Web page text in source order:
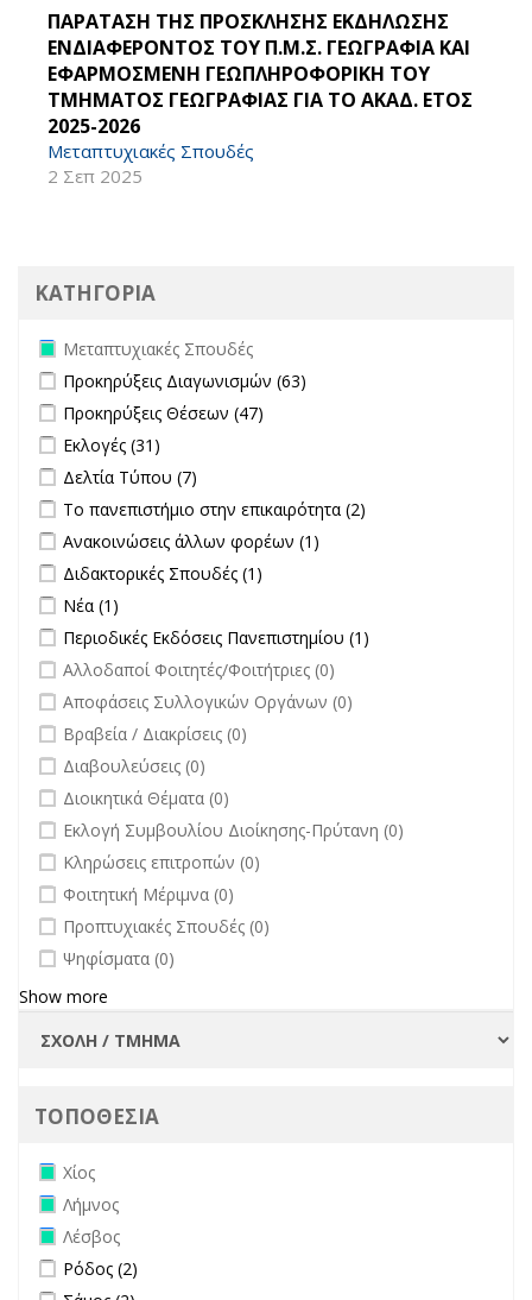
ΠΑΡΑΤΑΣΗ ΤΗΣ ΠΡΟΣΚΛΗΣΗΣ ΕΚΔΗΛΩΣΗΣ
ΕΝΔΙΑΦΕΡΟΝΤΟΣ ΤΟΥ Π.Μ.Σ. ΓΕΩΓΡΑΦΙΑ ΚΑΙ
ΕΦΑΡΜΟΣΜΕΝΗ ΓΕΩΠΛΗΡΟΦΟΡΙΚΗ ΤΟΥ
ΤΜΗΜΑΤΟΣ ΓΕΩΓΡΑΦΙΑΣ ΓΙΑ ΤΟ ΑΚΑΔ. ΕΤΟΣ
2025-2026
Μεταπτυχιακές Σπουδές
2 Σεπ 2025
ΚΑΤΗΓΟΡΙΑ
Remove Μεταπτυχιακές Σπουδές filter
Μεταπτυχιακές Σπουδές
Apply Προκηρύξεις Διαγωνισμών filter
Προκηρύξεις Διαγωνισμών (63)
Apply Προκηρύξεις Θέσεων filter
Προκηρύξεις Θέσεων (47)
Apply Εκλογές filter
Εκλογές (31)
Apply Δελτία Τύπου filter
Δελτία Τύπου (7)
Apply Το πανεπιστήμιο στην επικαιρότητα filter
Το πανεπιστήμιο στην επικαιρότητα (2)
Apply Ανακοινώσεις άλλων φορέων filter
Ανακοινώσεις άλλων φορέων (1)
Apply Διδακτορικές Σπουδές filter
Διδακτορικές Σπουδές (1)
Apply Νέα filter
Νέα (1)
Apply Περιοδικές Εκδόσεις Πανεπιστημίου filter
Περιοδικές Εκδόσεις Πανεπιστημίου (1)
undefined
Αλλοδαποί Φοιτητές/Φοιτήτριες (0)
undefined
Αποφάσεις Συλλογικών Οργάνων (0)
undefined
Βραβεία / Διακρίσεις (0)
undefined
Διαβουλεύσεις (0)
undefined
Διοικητικά Θέματα (0)
undefined
Εκλογή Συμβουλίου Διοίκησης-Πρύτανη (0)
undefined
Κληρώσεις επιτροπών (0)
undefined
Φοιτητική Μέριμνα (0)
undefined
Προπτυχιακές Σπουδές (0)
undefined
Ψηφίσματα (0)
Show more
ΤΟΠΟΘΕΣΙΑ
Remove Χίος filter
Χίος
Remove Λήμνος filter
Λήμνος
Remove Λέσβος filter
Λέσβος
Apply Ρόδος filter
Ρόδος (2)
Apply Σάμος filter